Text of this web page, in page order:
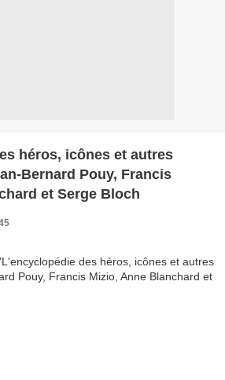
héros, icônes et autres
Bernard Pouy, Francis
et Serge Bloch